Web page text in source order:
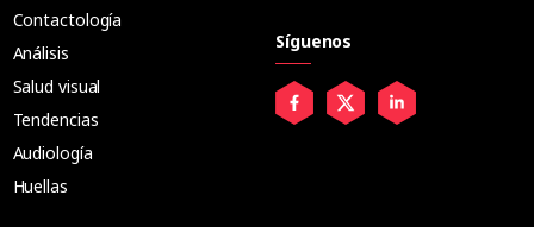
Contactología
Análisis
Salud visual
Tendencias
Audiología
Huellas
Síguenos